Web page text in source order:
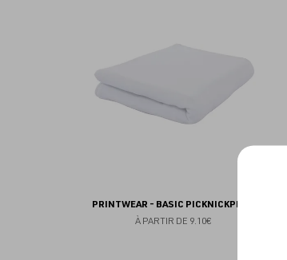
PRINTWEAR - BASIC PICKNICKPLAID
À PARTIR DE 9.10€